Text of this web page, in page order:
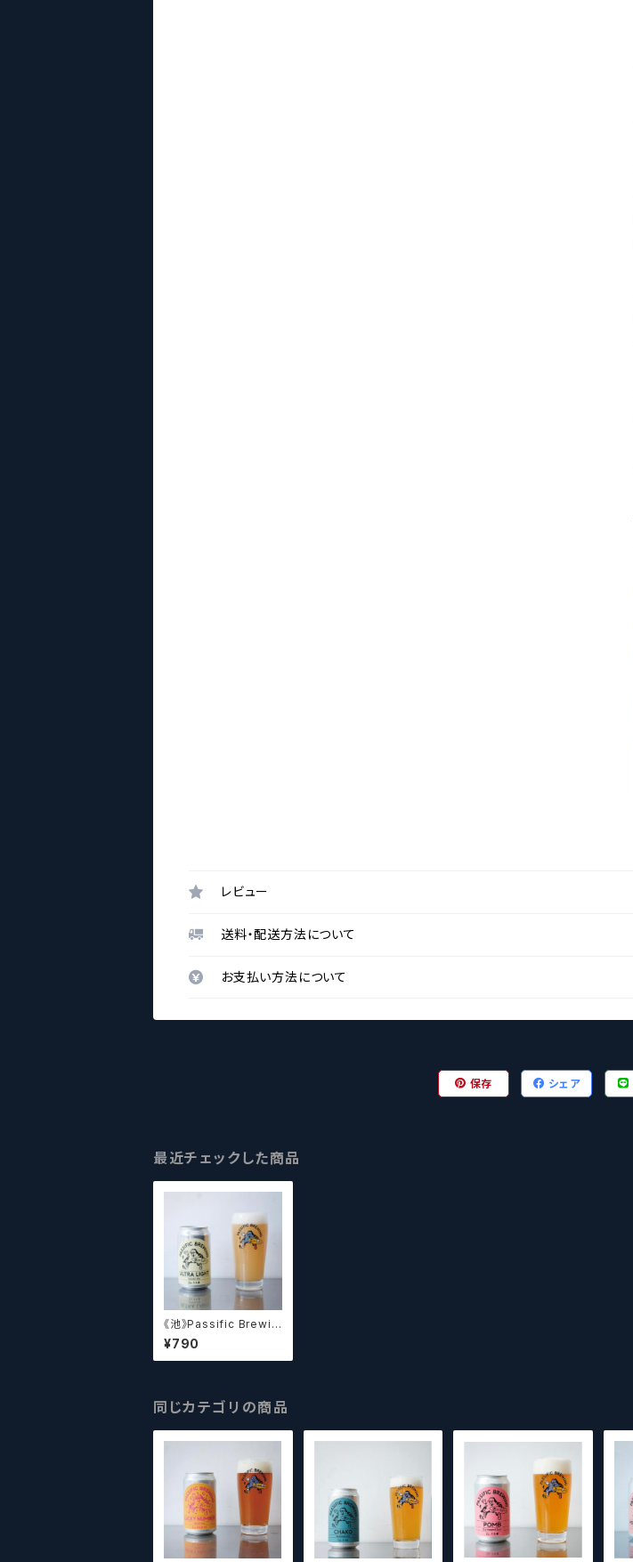
レビュー
送料・配送方法について
お支払い方法について
保存 シェア
最近チェックした商品
《池》Passific Brewin
g Ultra Light パシフ
ィック ウルトラライ
ト 【クラフトビール】
¥790
同じカテゴリの商品